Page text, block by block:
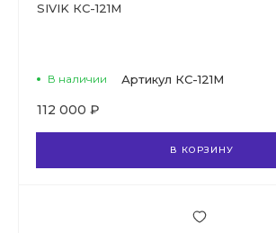
SIVIK КС-121М
В наличии Артикул КС-121М
112 000 ₽
В КОРЗИНУ